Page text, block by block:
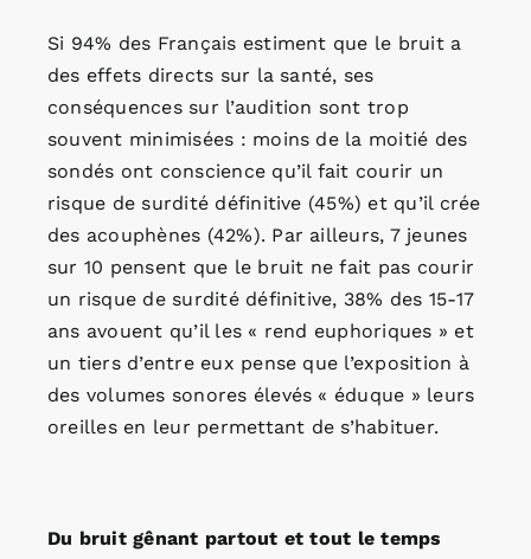
Si 94% des Français estiment que le bruit a
des effets directs sur la santé, ses
conséquences sur l’audition sont trop
souvent minimisées : moins de la moitié des
sondés ont conscience qu’il fait courir un
risque de surdité définitive (45%) et qu’il crée
des acouphènes (42%). Par ailleurs, 7 jeunes
sur 10 pensent que le bruit ne fait pas courir
un risque de surdité définitive, 38% des 15-17
ans avouent qu’il les « rend euphoriques » et
un tiers d’entre eux pense que l’exposition à
des volumes sonores élevés « éduque » leurs
oreilles en leur permettant de s’habituer.
Du bruit gênant partout et tout le temps